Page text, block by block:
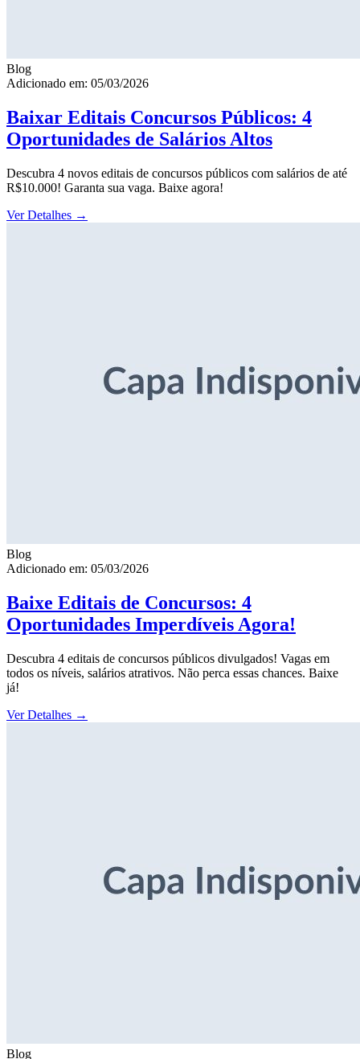
Blog
Adicionado em: 05/03/2026
Baixar Editais Concursos Públicos: 4
Oportunidades de Salários Altos
Descubra 4 novos editais de concursos públicos com salários de até
R$10.000! Garanta sua vaga. Baixe agora!
Ver Detalhes →
Blog
Adicionado em: 05/03/2026
Baixe Editais de Concursos: 4
Oportunidades Imperdíveis Agora!
Descubra 4 editais de concursos públicos divulgados! Vagas em
todos os níveis, salários atrativos. Não perca essas chances. Baixe
já!
Ver Detalhes →
Blog